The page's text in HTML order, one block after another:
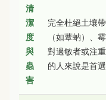
清
潔
度
與
蟲
害
完全杜絕土壤
（如蕈蚋）、
對過敏者或注
的人來說是首選